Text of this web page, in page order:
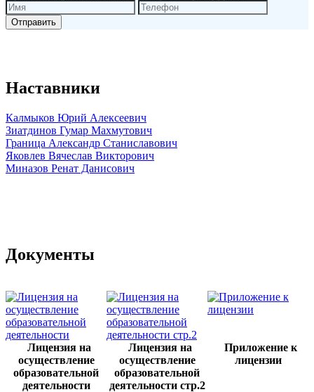
Наставники
Калмыков Юрий Алексеевич
Зиатдинов Гумар Махмутович
Граница Александр Станиславович
Яковлев Вячеслав Викторович
Миназов Ренат Данисович
Документы
Лицензия на
осуществление
образовательной
деятельности
Лицензия на
осуществление
образовательной
деятельности стр.2
Приложение к
лицензии